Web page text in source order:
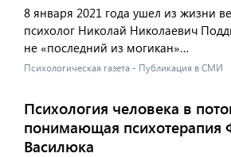
8 января 2021 года ушел из жизни
психолог Николай Николаевич
не «последний из могикан»…
Психологическая газета - Публикация в СМИ
Психология человека в
понимающая психотерапия
Василюка